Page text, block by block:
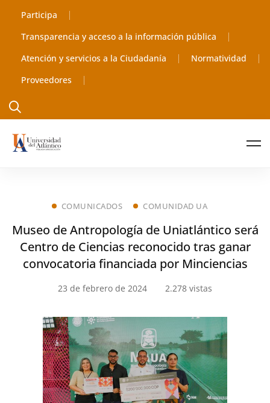
Participa
Transparencia y acceso a la información pública
Atención y servicios a la Ciudadanía
Normatividad
Proveedores
COMUNICADOS COMUNIDAD UA
Museo de Antropología de Uniatlántico será
Centro de Ciencias reconocido tras ganar
convocatoria financiada por Minciencias
23 de febrero de 2024 2.278 vistas